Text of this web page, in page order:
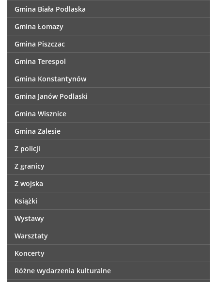
Gmina Biała Podlaska
Gmina Łomazy
Gmina Piszczac
Gmina Terespol
Gmina Konstantynów
Gmina Janów Podlaski
Gmina Wisznice
Gmina Zalesie
Z policji
Z granicy
Z wojska
Książki
Wystawy
Warsztaty
Koncerty
Różne wydarzenia kulturalne